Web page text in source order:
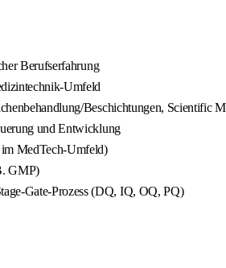
Berufserfahrung
Umfeld
Beschichtungen, Scientific
und Entwicklung
im MedTech-Umfeld)
GMP)
Prozess (DQ, IQ, OQ, PQ)